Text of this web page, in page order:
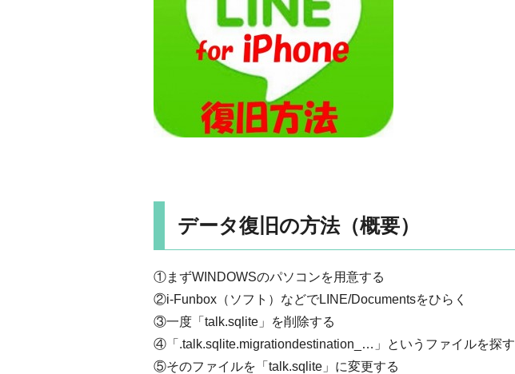
データ復旧の方法（概要）
①まずWINDOWSのパソコンを用意する
②i-Funbox（ソフト）などでLINE/Documentsをひらく
③一度「talk.sqlite」を削除する
④「.talk.sqlite.migrationdestination_…」というファイルを探す
⑤そのファイルを「talk.sqlite」に変更する